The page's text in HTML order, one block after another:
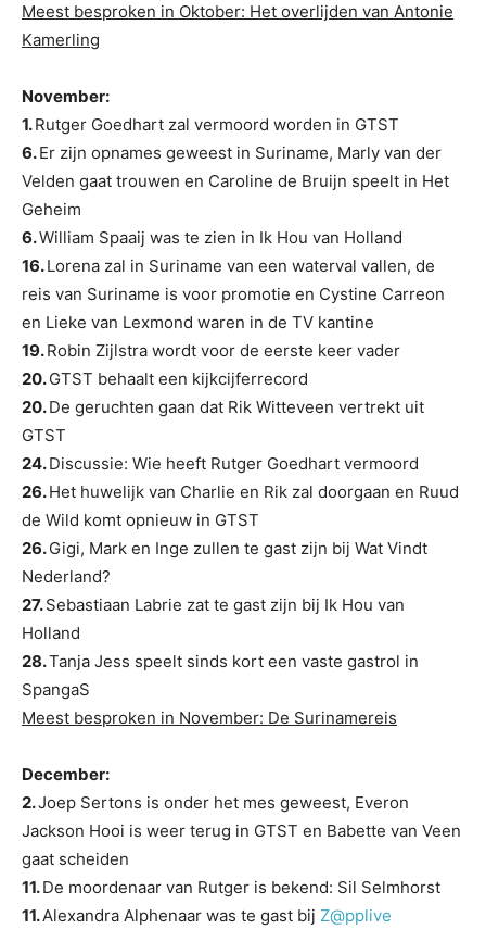
Meest besproken in Oktober: Het overlijden van Antonie
Kamerling
November:
1.Rutger Goedhart zal vermoord worden in GTST
6.Er zijn opnames geweest in Suriname, Marly van der
Velden gaat trouwen en Caroline de Bruijn speelt in Het
Geheim
6.William Spaaij was te zien in Ik Hou van Holland
16.Lorena zal in Suriname van een waterval vallen, de
reis van Suriname is voor promotie en Cystine Carreon
en Lieke van Lexmond waren in de TV kantine
19.Robin Zijlstra wordt voor de eerste keer vader
20.GTST behaalt een kijkcijferrecord
20.De geruchten gaan dat Rik Witteveen vertrekt uit
GTST
24.Discussie: Wie heeft Rutger Goedhart vermoord
26.Het huwelijk van Charlie en Rik zal doorgaan en Ruud
de Wild komt opnieuw in GTST
26.Gigi, Mark en Inge zullen te gast zijn bij Wat Vindt
Nederland?
27.Sebastiaan Labrie zat te gast zijn bij Ik Hou van
Holland
28.Tanja Jess speelt sinds kort een vaste gastrol in
SpangaS
Meest besproken in November: De Surinamereis
December:
2.Joep Sertons is onder het mes geweest, Everon
Jackson Hooi is weer terug in GTST en Babette van Veen
gaat scheiden
11.De moordenaar van Rutger is bekend: Sil Selmhorst
11.Alexandra Alphenaar was te gast bij Z@pplive